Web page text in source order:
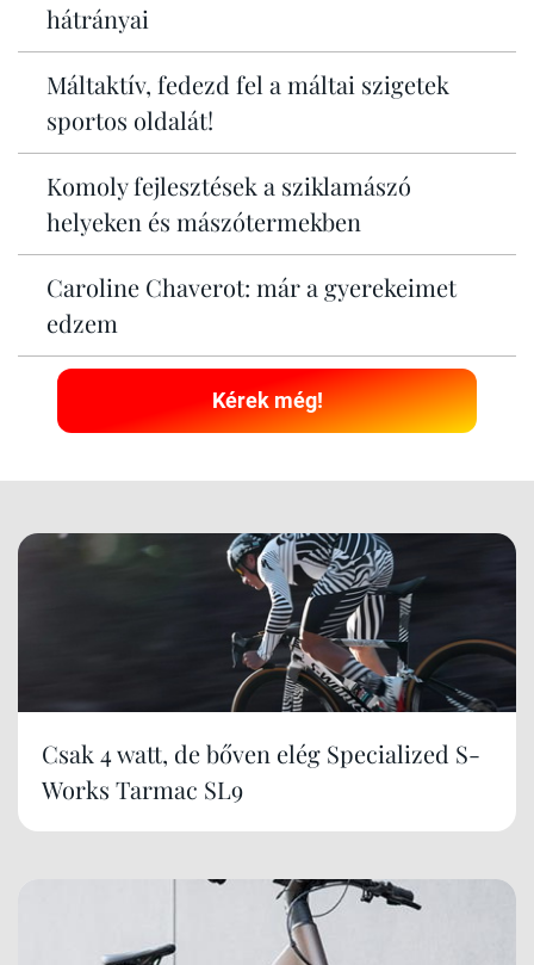
hátrányai
Máltaktív, fedezd fel a máltai szigetek
sportos oldalát!
Komoly fejlesztések a sziklamászó
helyeken és mászótermekben
Caroline Chaverot: már a gyerekeimet
edzem
Kérek még!
Csak 4 watt, de bőven elég Specialized S-
Works Tarmac SL9